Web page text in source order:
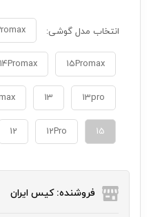
انتخاب مدل گوشی:
15Promax
14Promax
13pro
13
15
12Pro
12
فروشنده: کیس ایران